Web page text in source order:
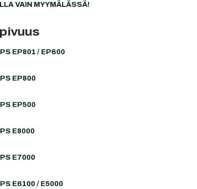
VAIN MYYMÄLÄSSÄ!
EP801 / EP600
EP800
EP500
E8000
E7000
E6100 / E5000